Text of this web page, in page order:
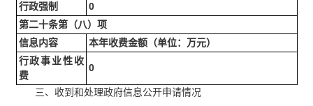
行政强制
0
第二十条第（八）项
信息内容
本年收费金额（单位：万元）
行政事业性收
费
0
三、收到和处理政府信息公开申请情况